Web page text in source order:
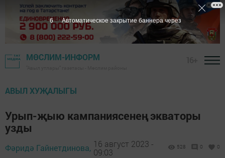
МӨСЛИМ-ИНФОРМ
АВЫЛ ХУҖАЛЫГЫ
Урып-җыю кампаниясенең экваторы
узды
Фәридә Гайнетдинова, 16 август 2023 -
09:03
528 0 0
5 Автоматическое закрытие баннера через